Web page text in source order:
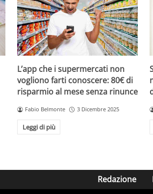
L’app che i supermercati non
vogliono farti conoscere: 80€ di
risparmio al mese senza rinunce
Fabio Belmonte 3 Dicembre 2025
Leggi di più
Redazione